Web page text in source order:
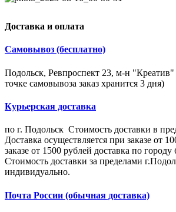
Доставка и оплата
Самовывоз (бесплатно)
Подольск, Ревпроспект 23, м-н "Креатив"
точке самовывоза заказ хранится 3 дня)
Курьерская доставка
по г. Подольск Стоимость доставки в
Доставка осуществляется при заказе от
заказе от 1500 рублей доставка по городу
Стоимость доставки за пределами
индивидуально.
Почта России (обычная доставка)